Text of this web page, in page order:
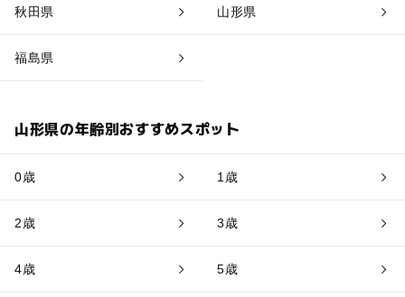
秋田県 山形県
福島県
山形県の年齢別おすすめスポット
0歳 1歳
2歳 3歳
4歳 5歳